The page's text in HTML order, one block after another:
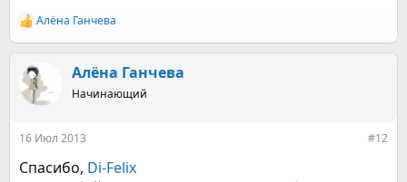
Р
е
к
ц
и
Алёна Ганчева
Алёна Ганчева
Начинающий
16 Июл 2013 #12
Спасибо, Di-Felix